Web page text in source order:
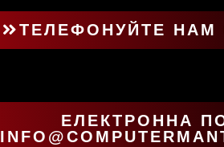
ТЕЛЕФОНУЙТЕ НАМ
ЕЛЕКТРОННА